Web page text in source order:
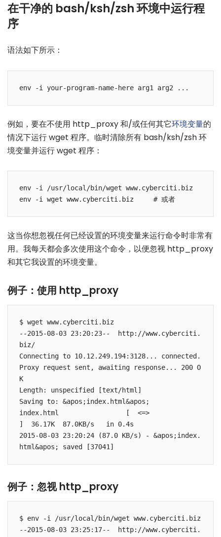
在干净的 bash/ksh/zsh 环境中运行程
序
语法如下所示：
例如，要在不使用 http_proxy 和/或任何其它环境变量的
情况下运行 wget 程序。临时清除所有 bash/ksh/zsh 环
境变量并运行 wget 程序：
env -i /usr/local/bin/wget www.cyberciti.biz
这当你想忽视任何已经设置的环境变量来运行命令时非常有
用。我每天都会多次使用这个命令，以便忽视 http_proxy
和其它我设置的环境变量。
例子：使用 http_proxy
$ wget www.cyberciti.biz
--2015-08-03 23:20:23--  http://www.cyberciti.
biz/
Connecting to 10.12.249.194:3128... connected.
Proxy request sent, awaiting response... 200 O
K
Length: unspecified [text/html]
Saving to: &apos;index.html&apos;
index.html                 [  <=>
]  36.17K  87.0KB/s   in 0.4s
2015-08-03 23:20:24 (87.0 KB/s) - &apos;index.
例子：忽视 http_proxy
$ env -i /usr/local/bin/wget www.cyberciti.biz
--2015-08-03 23:25:17--  http://www.cyberciti.